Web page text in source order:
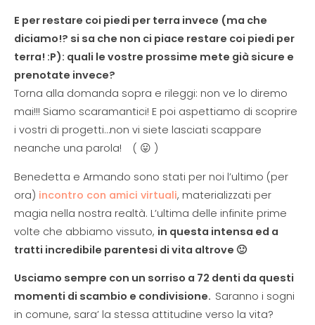
E per restare coi piedi per terra invece (ma che
diciamo!? si sa che non ci piace restare coi piedi per
terra! :P): quali le vostre prossime mete già sicure e
prenotate invece?
Torna alla domanda sopra e rileggi: non ve lo diremo
mai!!! Siamo scaramantici! E poi aspettiamo di scoprire
i vostri di progetti…non vi siete lasciati scappare
neanche una parola! ( 😛 )
Benedetta e Armando sono stati per noi l’ultimo (per
ora) incontro con amici virtuali, materializzati per
magia nella nostra realtà. L’ultima delle infinite prime
volte che abbiamo vissuto, in questa intensa ed a
tratti incredibile parentesi di vita altrove 🙂
Usciamo sempre con un sorriso a 72 denti da questi
momenti di scambio e condivisione. Saranno i sogni
in comune, sara’ la stessa attitudine verso la vita?